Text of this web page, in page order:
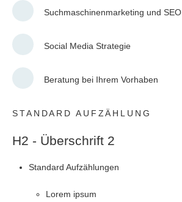
Suchmaschinenmarketing und SEO
Social Media Strategie
Beratung bei Ihrem Vorhaben
STANDARD AUFZÄHLUNG
H2 - Überschrift 2
Standard Aufzählungen
Lorem ipsum